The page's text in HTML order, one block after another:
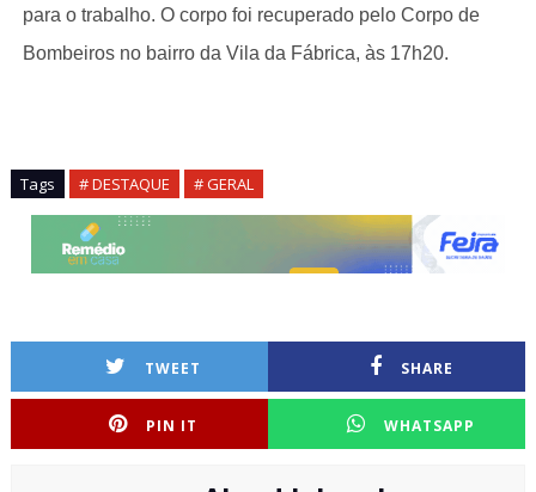
para o trabalho. O corpo foi recuperado pelo Corpo de
Bombeiros no bairro da Vila da Fábrica, às 17h20.
Tags # DESTAQUE # GERAL
TWEET SHARE
PIN IT WHATSAPP